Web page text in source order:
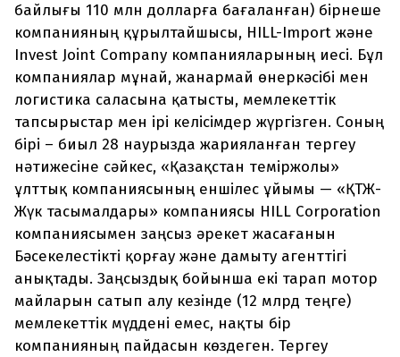
байлығы 110 млн долларға бағаланған) бірнеше
компанияның құрылтайшысы, HILL-Import және
Invest Joint Company компанияларының иесі. Бұл
компаниялар мұнай, жанармай өнеркәсібі мен
логистика саласына қатысты, мемлекеттік
тапсырыстар мен ірі келісімдер жүргізген. Соның
бірі – биыл 28 наурызда жарияланған тергеу
нәтижесіне сәйкес, «Қазақстан теміржолы»
ұлттық компаниясының еншілес ұйымы — «ҚТЖ-
Жүк тасымалдары» компаниясы HILL Corporation
компаниясымен заңсыз әрекет жасағанын
Бәсекелестікті қорғау және дамыту агенттігі
анықтады. Заңсыздық бойынша екі тарап мотор
майларын сатып алу кезінде (12 млрд теңге)
мемлекеттік мүддені емес, нақты бір
компанияның пайдасын көздеген. Тергеу